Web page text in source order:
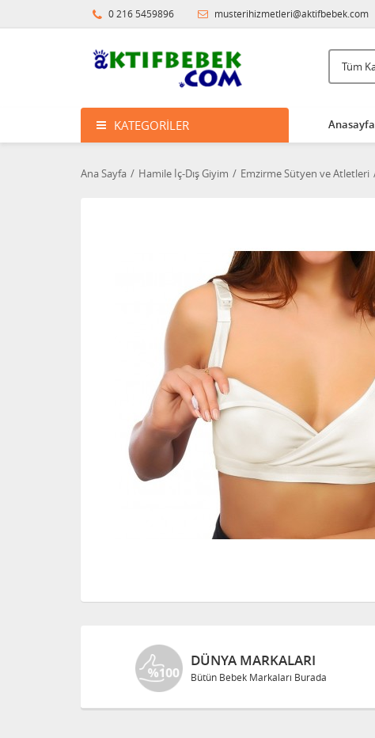
0 216 5459896 musterihizmetleri@aktifbebek.com
KATEGORILER Anasayfa
Ana Sayfa Hamile İç-Dış Giyim Emzirme Sütyen ve Atletleri
DÜNYA MARKALARI
Bütün Bebek Markaları Burada